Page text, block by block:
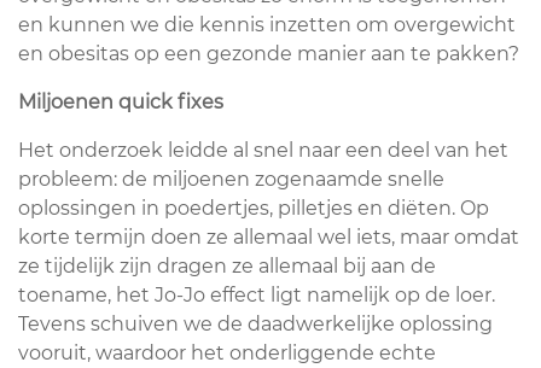
en kunnen we die kennis inzetten om overgewicht
en obesitas op een gezonde manier aan te pakken?
Miljoenen quick fixes
Het onderzoek leidde al snel naar een deel van het
probleem: de miljoenen zogenaamde snelle
oplossingen in poedertjes, pilletjes en diëten. Op
korte termijn doen ze allemaal wel iets, maar omdat
ze tijdelijk zijn dragen ze allemaal bij aan de
toename, het Jo-Jo effect ligt namelijk op de loer.
Tevens schuiven we de daadwerkelijke oplossing
vooruit, waardoor het onderliggende echte